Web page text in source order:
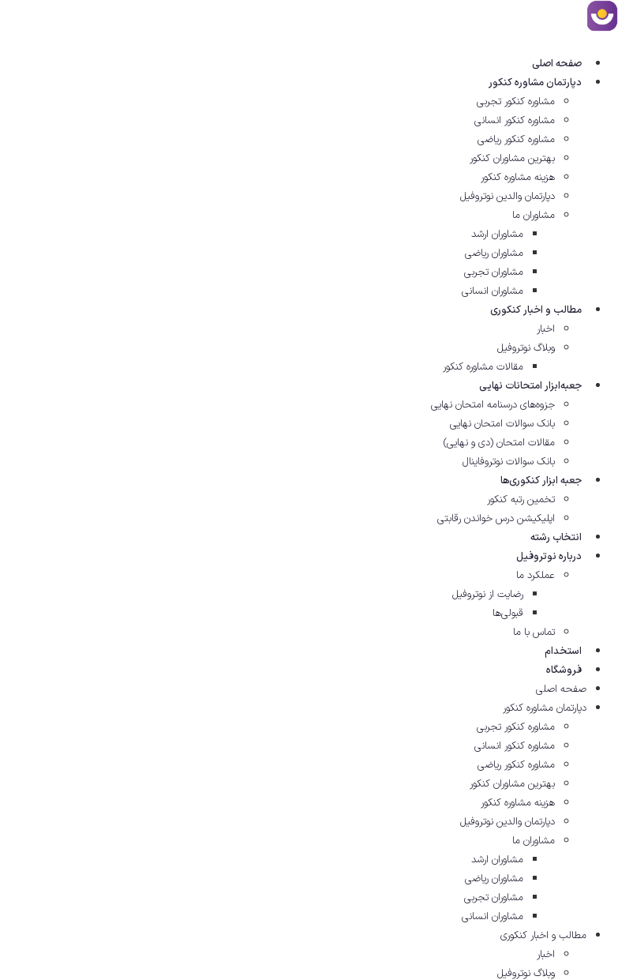
پرش
به
صفحه اصلی
دپارتمان مشاوره کنکور
مشاوره کنکور تجربی
مشاوره کنکور انسانی
مشاوره کنکور ریاضی
بهترین مشاوران کنکور
هزینه مشاوره کنکور
دپارتمان والدین نوتروفیل
مشاوران ما
مشاوران ارشد
مشاوران ریاضی
مشاوران تجربی
مشاوران انسانی
مطالب و اخبار کنکوری
اخبار
وبلاگ نوتروفیل
مقالات مشاوره‌ کنکور
جعبه‌ابزار امتحانات نهایی
جزوه‌های درسنامه امتحان نهایی
بانک سوالات امتحان نهایی
مقالات امتحان (دی و نهایی)
بانک سوالات نوتروفاینال
جعبه ابزار کنکوری‌ها
تخمین رتبه کنکور
اپلیکیشن درس خواندن رقابتی
انتخاب رشته
درباره نوتروفیل
عملکرد ما
رضایت از نوتروفیل
قبولی‌ها
تماس با ما
استخدام
فروشگاه
صفحه اصلی
دپارتمان مشاوره کنکور
مشاوره کنکور تجربی
مشاوره کنکور انسانی
مشاوره کنکور ریاضی
بهترین مشاوران کنکور
هزینه مشاوره کنکور
دپارتمان والدین نوتروفیل
مشاوران ما
مشاوران ارشد
مشاوران ریاضی
مشاوران تجربی
مشاوران انسانی
مطالب و اخبار کنکوری
اخبار
وبلاگ نوتروفیل